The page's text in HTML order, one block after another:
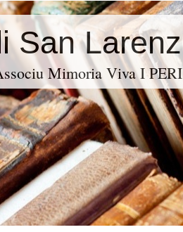
Mimoria Viva I PERI